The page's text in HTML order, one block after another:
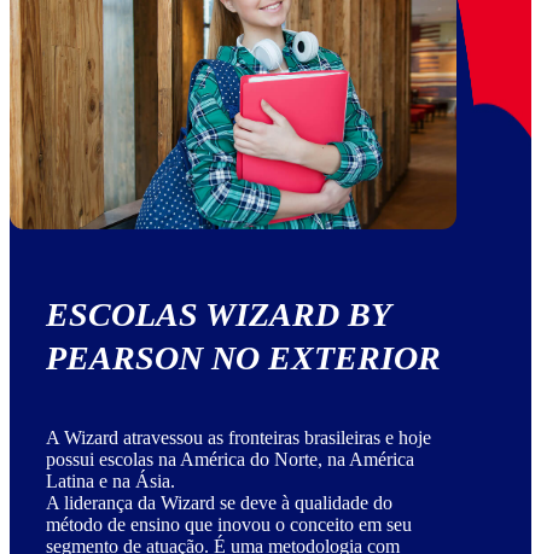
ESCOLAS WIZARD BY
PEARSON NO EXTERIOR
A Wizard atravessou as fronteiras brasileiras e hoje
possui escolas na América do Norte, na América
Latina e na Ásia.
A liderança da Wizard se deve à qualidade do
método de ensino que inovou o conceito em seu
segmento de atuação. É uma metodologia com